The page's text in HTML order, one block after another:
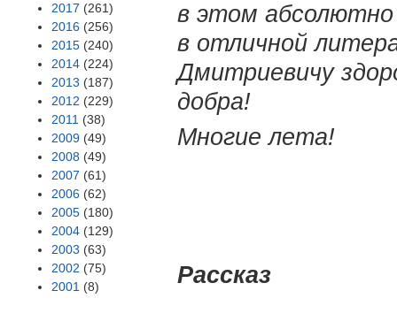
2017 (261)
2016 (256)
2015 (240)
2014 (224)
2013 (187)
2012 (229)
2011 (38)
2009 (49)
2008 (49)
2007 (61)
2006 (62)
2005 (180)
2004 (129)
2003 (63)
2002 (75)
2001 (8)
в этом
в отличной
Дмитриевичу
добра!
Многие лета!
Рассказ